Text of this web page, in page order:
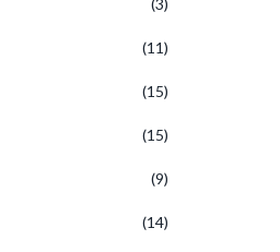
(3)
(11)
(15)
(15)
(9)
(14)